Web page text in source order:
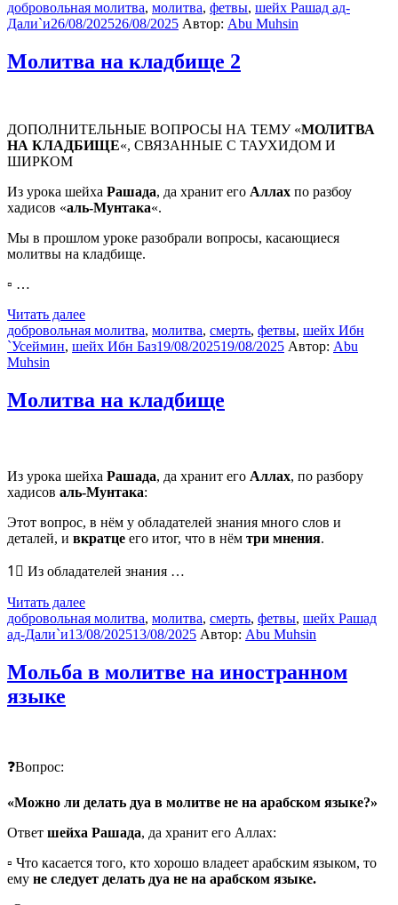
добровольная молитва, молитва, фетвы, шейх Рашад ад-
Дали`и26/08/202526/08/2025 Автор: Abu Muhsin
Молитва на кладбище 2
ДОПОЛНИТЕЛЬНЫЕ ВОПРОСЫ НА ТЕМУ «МОЛИТВА
НА КЛАДБИЩЕ«, СВЯЗАННЫЕ С ТАУХИДОМ И
ШИРКОМ
Из урока шейха Рашада, да хранит его Аллах по разбоу
хадисов «аль-Мунтака«.
Мы в прошлом уроке разобрали вопросы, касающиеся
молитвы на кладбище.
▫️ …
Читать далее
добровольная молитва, молитва, смерть, фетвы, шейх Ибн
`Усеймин, шейх Ибн Баз19/08/202519/08/2025 Автор: Abu
Muhsin
Молитва на кладбище
Из урока шейха Рашада, да хранит его Аллах, по разбору
хадисов аль-Мунтака:
Этот вопрос, в нём у обладателей знания много слов и
деталей, и вкратце его итог, что в нём три мнения.
1⃣ Из обладателей знания …
Читать далее
добровольная молитва, молитва, смерть, фетвы, шейх Рашад
ад-Дали`и13/08/202513/08/2025 Автор: Abu Muhsin
Мольба в молитве на иностранном
языке
❓Вопрос:
«Можно ли делать дуа в молитве не на арабском языке?»
Ответ шейха Рашада, да хранит его Аллах:
▫️ Что касается того, кто хорошо владеет арабским языком, то
ему не следует делать дуа не на арабском языке.